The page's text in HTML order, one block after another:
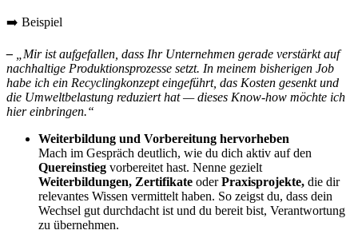
➡️ Beispiel
–
„Mir ist aufgefallen, dass Ihr Unternehmen gerade verstärkt auf
nachhaltige Produktionsprozesse setzt. In meinem bisherigen Job
habe ich ein Recyclingkonzept eingeführt, das Kosten gesenkt und
die Umweltbelastung reduziert hat — dieses Know-how möchte ich
hier einbringen.“
Weiterbildung und Vorbereitung hervorheben
Mach im Gespräch deutlich, wie du dich aktiv auf den
Quereinstieg vorbereitet hast. Nenne gezielt
Weiterbildungen, Zertifikate oderPraxisprojekte, die dir
relevantes Wissen vermittelt haben. So zeigst du, dass dein
Wechsel gut durchdacht ist und du bereit bist, Verantwortung
zu übernehmen.